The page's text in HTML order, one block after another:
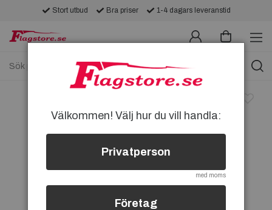
Stort utbud Bra priser 1-4 dagars leveranstid
Välkommen! Välj hur du vill handla:
Privatperson
med moms
Företag